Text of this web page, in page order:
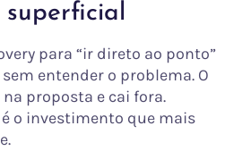
superficial
para “ir direto ao ponto”
entender o problema. O
proposta e cai fora.
o investimento que mais